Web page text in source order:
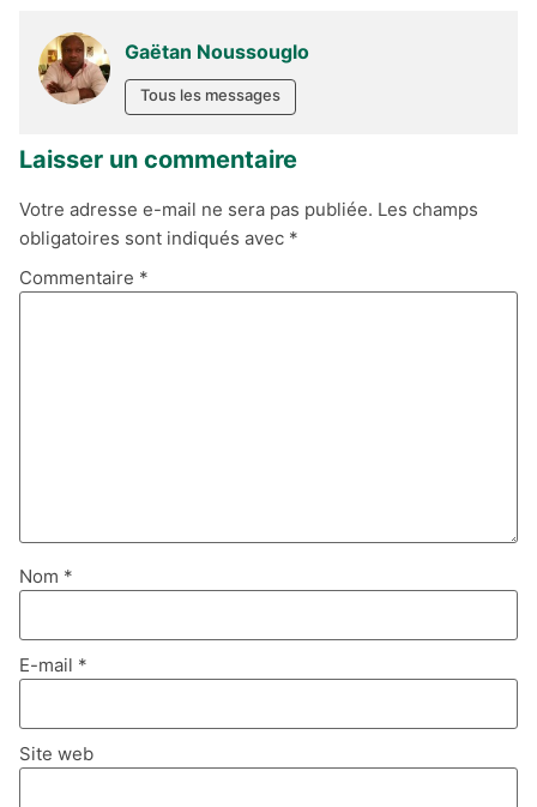
Gaëtan Noussouglo
Tous les messages
Laisser un commentaire
Votre adresse e-mail ne sera pas publiée. Les champs
obligatoires sont indiqués avec *
Commentaire *
Nom *
E-mail *
Site web